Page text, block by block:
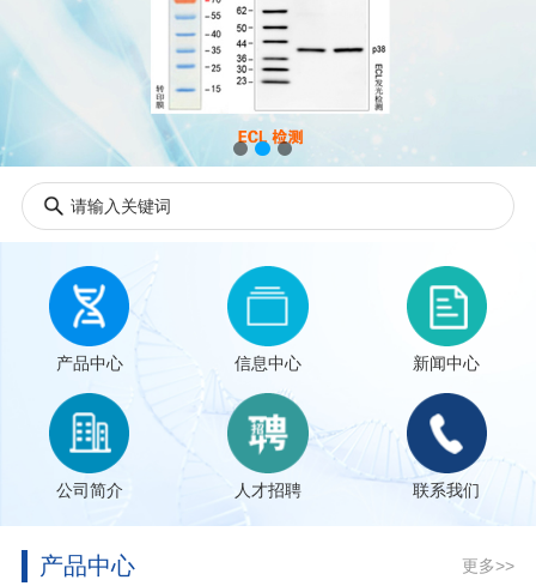
公司简介
人才招聘
产品中心 信息中心 新闻中心
公司简介 人才招聘 联系我们
产品中心 更多>>